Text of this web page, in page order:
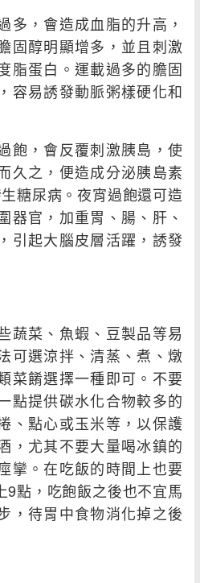
，會造成血脂的升高，
固醇明顯增多，並且刺激
脂蛋白。運載過多的膽固
容易誘發動脈粥樣硬化和
，會反覆刺激胰島，使
久之，便造成分泌胰島素
糖尿病。夜宵過飽還可造
器官，加重胃、腸、肝、
引起大腦皮層活躍，誘發
菜、魚蝦、豆製品等易
可選涼拌、清蒸、煮、燉
菜餚選擇一種即可。不要
點提供碳水化合物較多的
、點心或玉米等，以保護
，尤其不要大量喝冰鎮的
攣。在吃飯的時間上也要
9點，吃飽飯之後也不宜馬
，待胃中食物消化掉之後